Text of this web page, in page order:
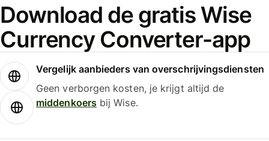
Download de gratis Wise
Currency Converter-app
Vergelijk aanbieders van overschrijvingsdiensten
Geen verborgen kosten, je krijgt altijd de
middenkoersbij Wise.